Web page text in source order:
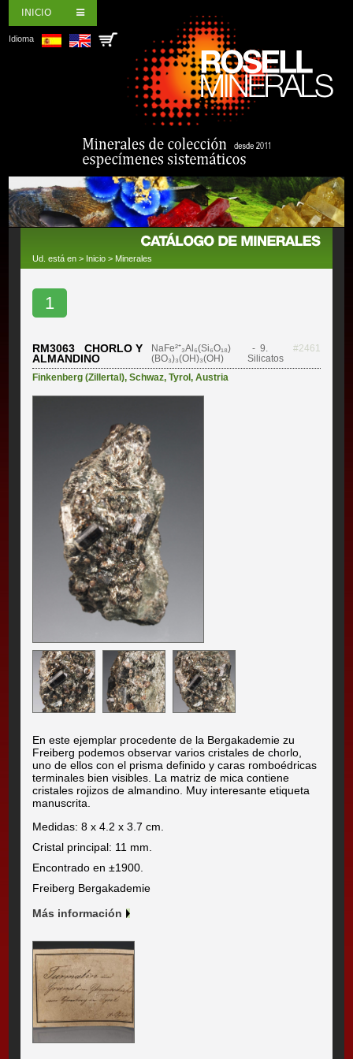
INICIO
Idioma
Ud. está en > Inicio > Minerales
1
RM3063 CHORLO Y
ALMANDINO
NaFe²⁺₃Al₆(Si₆O₁₈)
(BO₃)₃(OH)₃(OH)
- 9.
Silicatos
#2461
Finkenberg (Zillertal),Schwaz,Tyrol,Austria
En este ejemplar procedente de la Bergakademie zu
Freiberg podemos observar varios cristales de chorlo,
uno de ellos con el prisma definido y caras romboédricas
terminales bien visibles. La matriz de mica contiene
cristales rojizos de almandino. Muy interesante etiqueta
manuscrita.
Medidas: 8 x 4.2 x 3.7 cm.
Cristal principal: 11 mm.
Encontrado en ±1900.
Freiberg Bergakademie
Más información